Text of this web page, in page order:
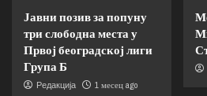
Јавни позив за попуну
три слободна места у
Првој београдској лиги
Група Б
Редакција 1 месец ago